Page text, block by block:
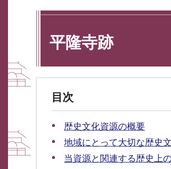
平隆寺跡
目次
歴史文化資源の概要
地域にとって大切な歴史
当資源と関連する歴史上